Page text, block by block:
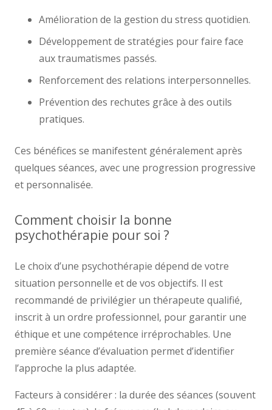
Amélioration de la gestion du stress quotidien.
Développement de stratégies pour faire face
aux traumatismes passés.
Renforcement des relations interpersonnelles.
Prévention des rechutes grâce à des outils
pratiques.
Ces bénéfices se manifestent généralement après
quelques séances, avec une progression progressive
et personnalisée.
Comment choisir la bonne
psychothérapie pour soi ?
Le choix d’une psychothérapie dépend de votre
situation personnelle et de vos objectifs. Il est
recommandé de privilégier un thérapeute qualifié,
inscrit à un ordre professionnel, pour garantir une
éthique et une compétence irréprochables. Une
première séance d’évaluation permet d’identifier
l’approche la plus adaptée.
Facteurs à considérer : la durée des séances (souvent